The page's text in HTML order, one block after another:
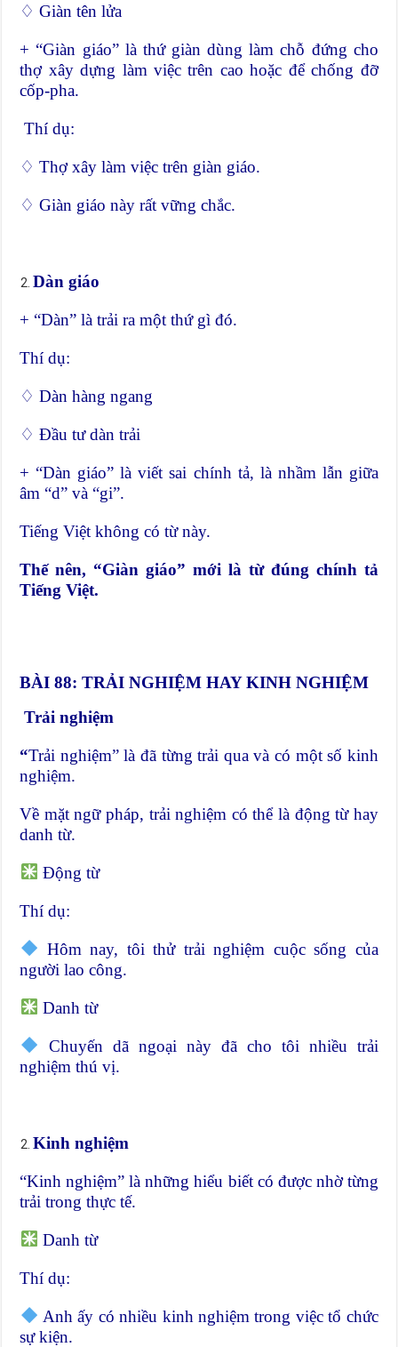
♢ Giàn tên lửa
+ “Giàn giáo” là thứ giàn dùng làm chỗ đứng cho
thợ xây dựng làm việc trên cao hoặc để chống đỡ
cốp-pha.
Thí dụ:
♢ Thợ xây làm việc trên giàn giáo.
♢ Giàn giáo này rất vững chắc.
Dàn giáo
+ “Dàn” là trải ra một thứ gì đó.
Thí dụ:
♢ Dàn hàng ngang
♢ Đầu tư dàn trải
+ “Dàn giáo” là viết sai chính tả, là nhầm lẫn giữa
âm “d” và “gi”.
Tiếng Việt không có từ này.
Thế nên, “Giàn giáo” mới là từ đúng chính tả
Tiếng Việt.
BÀI 88: TRẢI NGHIỆM HAY KINH NGHIỆM
Trải nghiệm
“Trải nghiệm” là đã từng trải qua và có một số kinh
nghiệm.
Về mặt ngữ pháp, trải nghiệm có thể là động từ hay
danh từ.
Động từ
Thí dụ:
Hôm nay, tôi thử trải nghiệm cuộc sống của
người lao công.
Danh từ
Chuyến dã ngoại này đã cho tôi nhiều trải
nghiệm thú vị.
Kinh nghiệm
“Kinh nghiệm” là những hiểu biết có được nhờ từng
trải trong thực tế.
Danh từ
Thí dụ:
Anh ấy có nhiều kinh nghiệm trong việc tổ chức
sự kiện.